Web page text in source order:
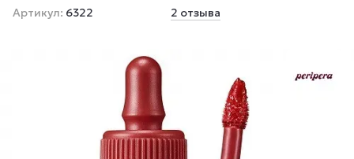
Артикул: 6322 2 отзыва